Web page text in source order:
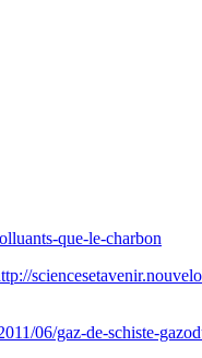
que-le-charbon
06/gaz-de-schiste-